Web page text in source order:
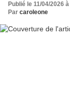
Publié le 11/04/2026
Par caroleone